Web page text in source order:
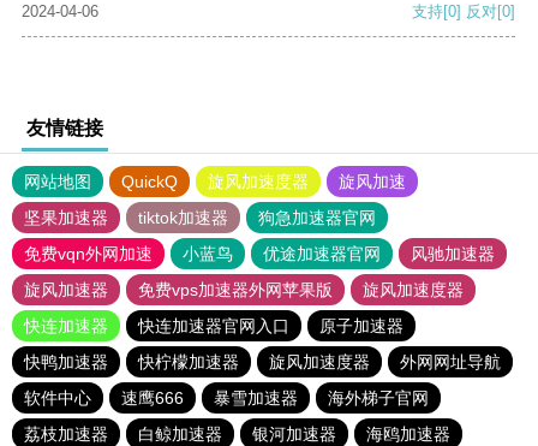
2024-04-06
支持[0] 反对[0]
友情链接
网站地图 QuickQ 旋风加速度器
旋风加速
坚果加速器
tiktok加速器
狗急加速器官网
免费vqn外网加速
小蓝鸟 优途加速器官网
风驰加速器
旋风加速器
免费vps加速器外网苹果版
旋风加速度器
快连加速器
快连加速器官网入口
原子加速器
快鸭加速器
快柠檬加速器 旋风加速度器
外网网址导航
软件中心
速鹰666 暴雪加速器
海外梯子官网
荔枝加速器
白鲸加速器 银河加速器 海鸥加速器